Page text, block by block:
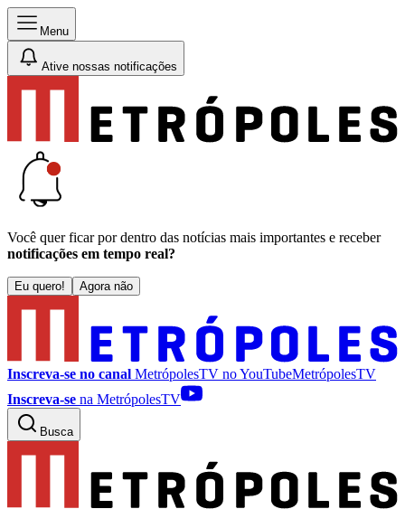
Menu
Ative nossas notificações
Você quer ficar por dentro das notícias mais importantes e receber
notificações em tempo real?
Eu quero! Agora não
Inscreva-se no canal MetrópolesTV noYouTubeMetrópolesTV
Inscreva-se na MetrópolesTV
Busca